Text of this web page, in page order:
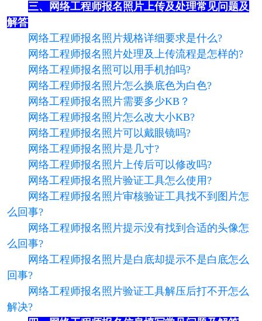
三、网络工程师报名照片上传及处理常见问题及
解答
网络工程师报名照片规格详细要求是什么?
网络工程师报名照片处理及上传流程是怎样的?
网络工程师报名照可以用手机拍吗?
网络工程师报名照片怎么换底色为白色?
网络工程师报名照片需要多少KB？
网络工程师报名照片怎么改大小KB?
网络工程师报名照片可以戴眼镜吗?
网络工程师报名照片是几寸?
网络工程师报名照片上传后可以修改吗?
网络工程师报名照片验证工具怎么使用?
网络工程师报名照片审核验证工具找不到图片怎
么回事?
网络工程师报名照片提示没有找到合适的头像怎
么回事?
网络工程师报名照片是白底却提示不是白底怎么
回事?
网络工程师报名照片验证工具解压后打不开怎么
解决?